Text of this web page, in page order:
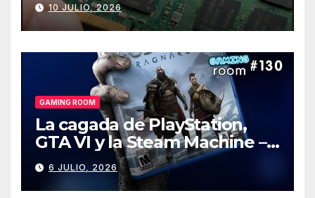
10 JULIO, 2026
GAMING ROOM
La cagada de PlayStation,
GTA VI y la Steam Machine –
Gaming Room #130
6 JULIO, 2026